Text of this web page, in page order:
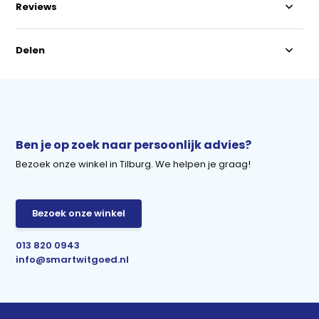
Reviews
Delen
Ben je op zoek naar persoonlijk advies?
Bezoek onze winkel in Tilburg. We helpen je graag!
Bezoek onze winkel
013 820 0943
info@smartwitgoed.nl